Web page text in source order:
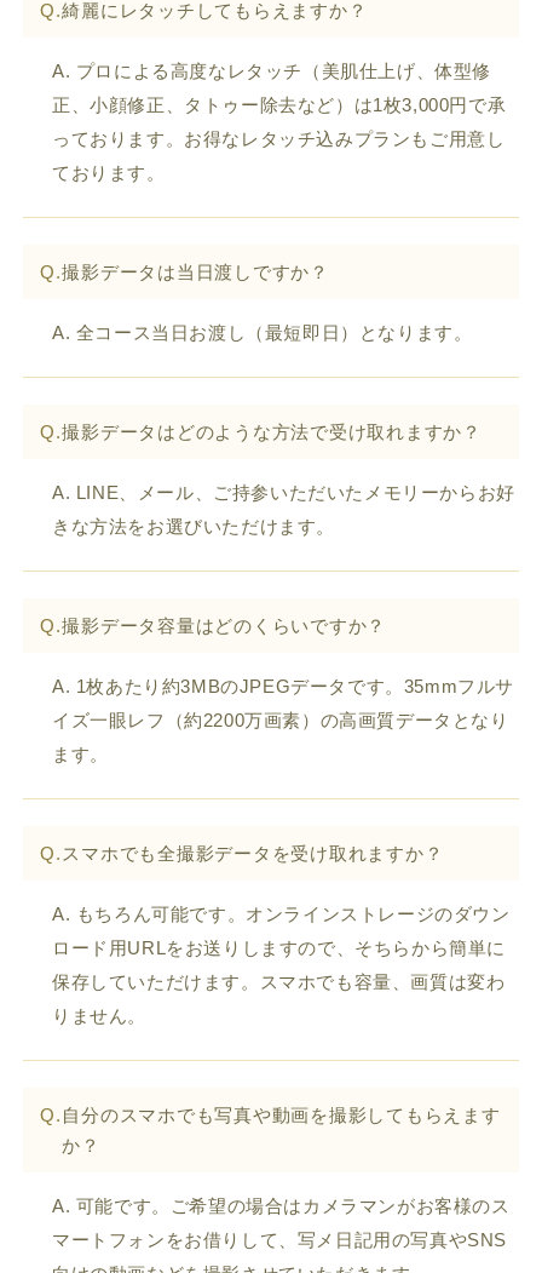
Q.綺麗にレタッチしてもらえますか？
A. プロによる高度なレタッチ（美肌仕上げ、体型修
正、小顔修正、タトゥー除去など）は1枚3,000円で承
っております。お得なレタッチ込みプランもご用意し
ております。
Q.撮影データは当日渡しですか？
A. 全コース当日お渡し（最短即日）となります。
Q.撮影データはどのような方法で受け取れますか？
A. LINE、メール、ご持参いただいたメモリーからお好
きな方法をお選びいただけます。
Q.撮影データ容量はどのくらいですか？
A. 1枚あたり約3MBのJPEGデータです。35mmフルサ
イズ一眼レフ（約2200万画素）の高画質データとなり
ます。
Q. スマホでも全撮影データを受け取れますか？
A. もちろん可能です。オンラインストレージのダウン
ロード用URLをお送りしますので、そちらから簡単に
保存していただけます。スマホでも容量、画質は変わ
りません。
Q. 自分のスマホでも写真や動画を撮影してもらえます
か？
A. 可能です。ご希望の場合はカメラマンがお客様のス
マートフォンをお借りして、写メ日記用の写真やSNS